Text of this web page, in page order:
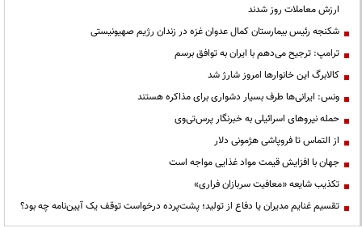
ارزش معاملات روز شدند
شکنجه رئیس بیمارستان کمال عدوان غزه در زندان رژیم صهیونیستی
ترامپ: ترجیح می‌دهم با ایران به توافق برسم
کالابرگ این خانوارها امروز شارژ شد
ونس: ایرانی‌ها طرف بسیار دشواری برای مذاکره هستند
حمله نیروهای اسرائیلی به خبرنگار پرس‌تی‌وی
از التماس تا فروپاشی هژمونی دلار
جهان با افزایش قیمت مواد غذایی مواجه است
تکذیب شایعه «معافیت سربازان فراری»
تقسیم غنایم مدیران یا دفاع از تولید؛ پشت‌پرده درخواست توقف یک آیین‌نامه چه بود؟